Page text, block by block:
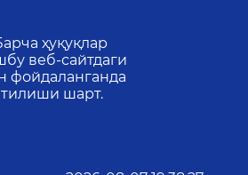
ҳуқуқлар
веб-сайтдаги
фойдаланганда
шарт.